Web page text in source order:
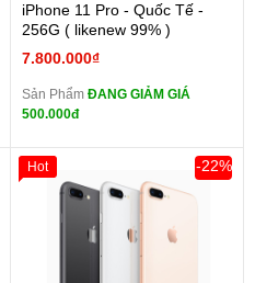
iPhone 11 Pro - Quốc Tế -
256G ( likenew 99% )
7.800.000₫
Sản Phẩm ĐANG GIẢM GIÁ
500.000đ
-22%
Hot